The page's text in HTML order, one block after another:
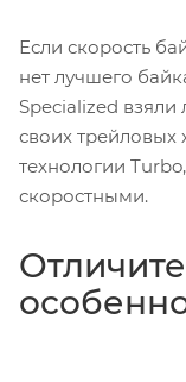
Если скорость
нет лучшего
Specialized взяли
своих трейловых
технологии
скоростными.